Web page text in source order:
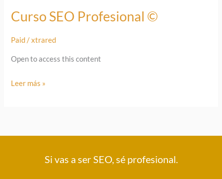
Curso SEO Profesional ©
Paid/xtrared
Open to access this content
Leer más »
Si vas a ser SEO, sé profesional.